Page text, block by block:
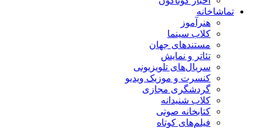
تماشاخانه
هنرآموز
کلاب سینما
مستندهای جهان
تئاتر و نمایش
سریال‌های تلویزیونی
کنسرت و موزیک ویدیو
گردشگری مجازی
کلاب شنیدانه
کتابخانه صوتی
فیلم‌های کوتاه